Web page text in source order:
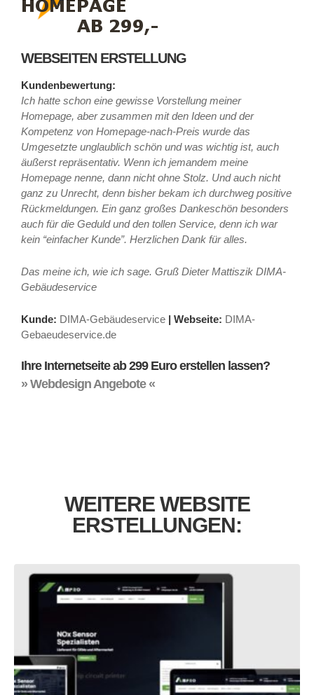
WEBSEITEN ERSTELLUNG
Kundenbewertung:
Ich hatte schon eine gewisse Vorstellung meiner
Homepage, aber zusammen mit den Ideen und der
Kompetenz von Homepage-nach-Preis wurde das
Umgesetzte unglaublich schön und was wichtig ist, auch
äußerst repräsentativ. Wenn ich jemandem meine
Homepage nenne, dann nicht ohne Stolz. Und auch nicht
ganz zu Unrecht, denn bisher bekam ich durchweg positive
Rückmeldungen. Ein ganz großes Dankeschön besonders
auch für die Geduld und den tollen Ser­vice, denn ich war
kein “einfacher Kunde”. Herz­li­chen Dank für alles.
Das meine ich, wie ich sage. Gruß Dieter Mattiszik DIMA-
Gebäudeservice
Kunde: DIMA-Gebäudeservice | Webseite: DIMA-
Gebaeudeservice.de
Ihre Internetseite ab 299 Euro erstellen lassen?
» Webdesign Angebote «
WEITERE WEBSITE
ERSTELLUNGEN:
Industrie Webseiten Erstellung